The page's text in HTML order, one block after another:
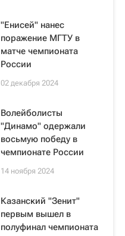
"Енисей" нанес
поражение МГТУ в
матче чемпионата
России
02 декабря 2024
Волейболисты
"Динамо" одержали
восьмую победу в
чемпионате России
14 ноября 2024
Казанский "Зенит"
первым вышел в
полуфинал чемпионата